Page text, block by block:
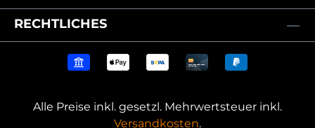
RECHTLICHES
Alle Preise inkl. gesetzl. Mehrwertsteuer inkl.
Versandkosten.